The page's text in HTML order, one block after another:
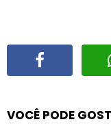
VOCÊ PODE